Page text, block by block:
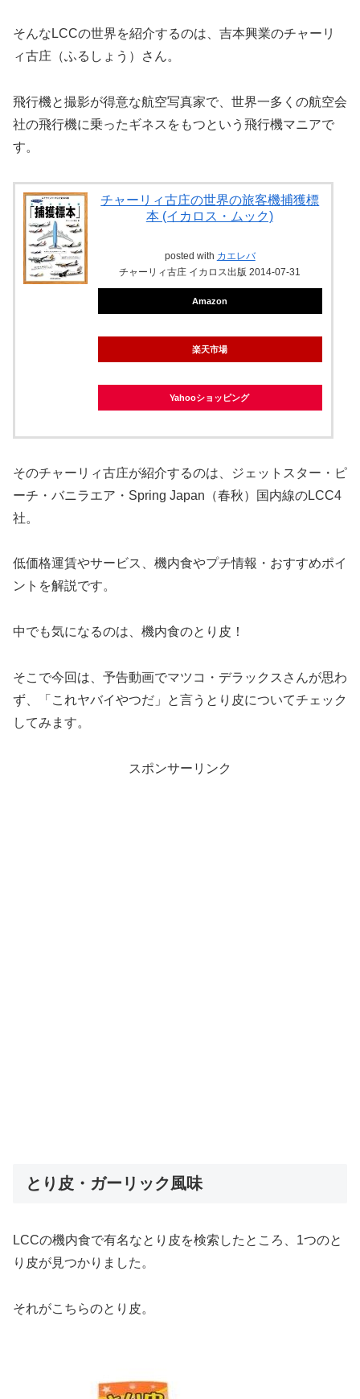
そんなLCCの世界を紹介するのは、吉本興業のチャーリ
ィ古庄（ふるしょう）さん。
飛行機と撮影が得意な航空写真家で、世界一多くの航空会
社の飛行機に乗ったギネスをもつという飛行機マニアで
す。
チャーリィ古庄の世界の旅客機捕獲標
本 (イカロス・ムック)
posted with カエレバ
チャーリィ古庄 イカロス出版 2014-07-31
Amazon
楽天市場
Yahooショッピング
そのチャーリィ古庄が紹介するのは、ジェットスター・ピ
ーチ・バニラエア・Spring Japan（春秋）国内線のLCC4
社。
低価格運賃やサービス、機内食やプチ情報・おすすめポイ
ントを解説です。
中でも気になるのは、機内食のとり皮！
そこで今回は、予告動画でマツコ・デラックスさんが思わ
ず、「これヤバイやつだ」と言うとり皮についてチェック
してみます。
スポンサーリンク
とり皮・ガーリック風味
LCCの機内食で有名なとり皮を検索したところ、1つのと
り皮が見つかりました。
それがこちらのとり皮。